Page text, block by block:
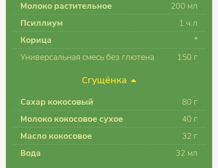
Молоко растительное
200 мл
Псиллиум
1 ч.л
Корица
*
Универсальная смесь без глютена
150 г
Сгущёнка
Сахар кокосовый 80 г
Молоко кокосовое сухое
40 г
Масло кокосовое
32 г
Вода
32 мл